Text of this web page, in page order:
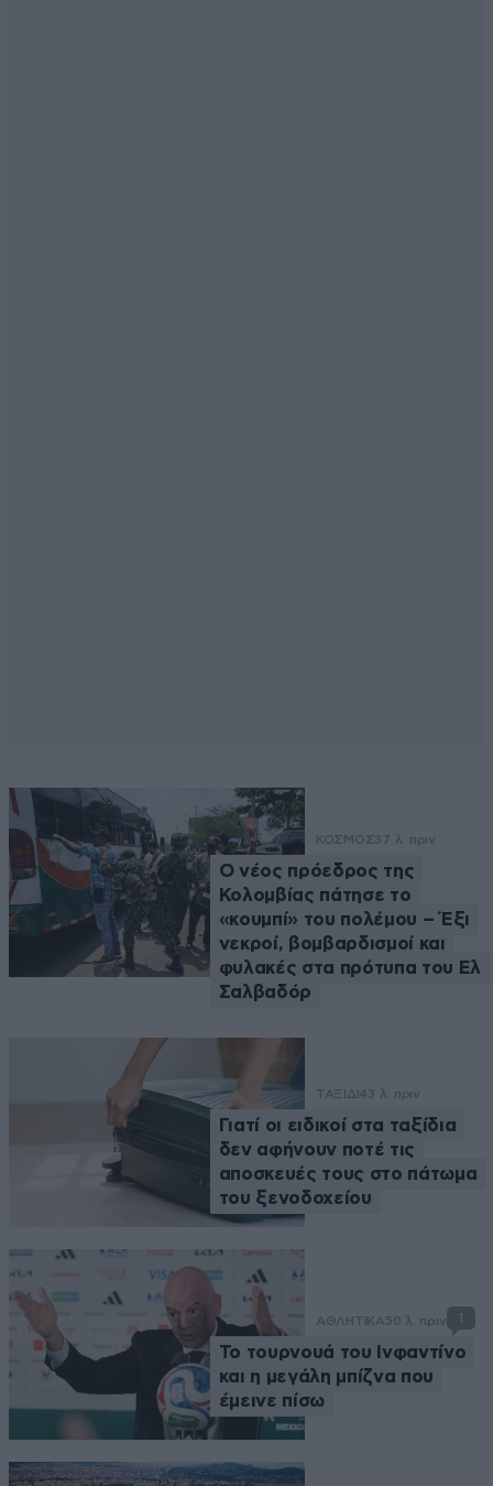
ΚΟΣΜΟΣ37 λ. πριν
Ο νέος πρόεδρος της
Κολομβίας πάτησε το
«κουμπί» του πολέμου – Έξι
νεκροί, βομβαρδισμοί και
φυλακές στα πρότυπα του Ελ
Σαλβαδόρ
ΤΑΞΙΔΙ43 λ. πριν
Γιατί οι ειδικοί στα ταξίδια
δεν αφήνουν ποτέ τις
αποσκευές τους στο πάτωμα
του ξενοδοχείου
ΑΘΛΗΤΙΚΑ50 λ. πριν 1
Το τουρνουά του Ινφαντίνο
και η μεγάλη μπίζνα που
έμεινε πίσω